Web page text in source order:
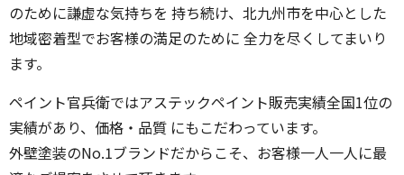
のために謙虚な気持ちを 持ち続け、北九州市を中心とした
地域密着型でお客様の満足のために 全力を尽くしてまいり
ます。
ペイント官兵衛ではアステックペイント販売実績全国1位の
実績があり、価格・品質 にもこだわっています。
外壁塗装のNo.1ブランドだからこそ、お客様一人一人に最